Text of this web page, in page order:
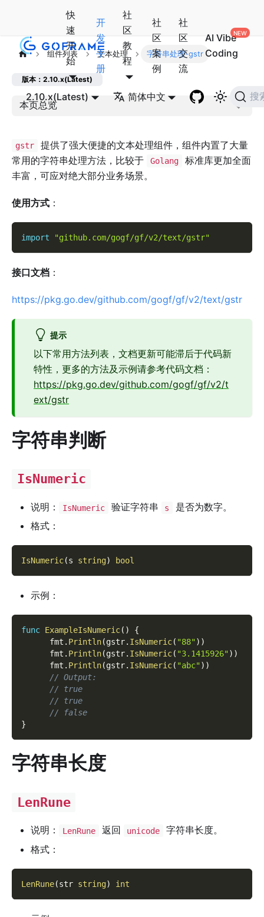
快
速
开
始
开
发
手
册
社
区
教
程
社
区
案
例
社
区
交
流
AI Vibe
Coding
2.10.x(Latest) 简体中文 搜
组件列表 文本处理 字符串处理-gstr
版本：2.10.x(Latest)
本页总览
gstr
提供了强大便捷的文本处理组件，组件内置了大量
常用的字符串处理方法，比较于
Golang
标准库更加全面
丰富，可应对绝大部分业务场景。
使用方式 ：
import "github.com/gogf/gf/v2/text/gstr"
接口文档 ：
https://pkg.go.dev/github.com/gogf/gf/v2/text/gstr
提示
以下常用方法列表，文档更新可能滞后于代码新
特性，更多的方法及示例请参考代码文档：
https://pkg.go.dev/github.com/gogf/gf/v2/t
ext/gstr
字符串判断
IsNumeric
说明： IsNumeric 验证字符串 s
是否为数字。
格式：
IsNumeric(s string) bool
示例：
func ExampleIsNumeric( )
{
      fmt
. Println(gstr. IsNumeric( "88") )
      fmt
. Println(gstr. IsNumeric( "3.1415926") )
      fmt
. Println(gstr. IsNumeric( "abc") )
// Output:
// true
// true
// false
}
字符串长度
LenRune
说明： LenRune 返回 unicode
字符串长度。
格式：
LenRune(str string) int